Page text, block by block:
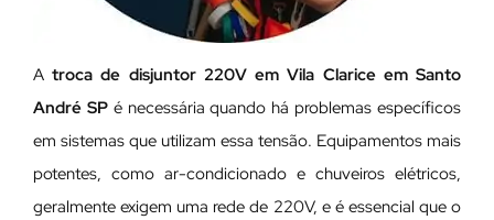
Atroca de disjuntor 220V em Vila Clarice em Santo
André SPé necessária quando há problemas específicos
em sistemas que utilizam essa tensão. Equipamentos mais
potentes, como ar-condicionado e chuveiros elétricos,
geralmente exigem uma rede de 220V, e é essencial que o